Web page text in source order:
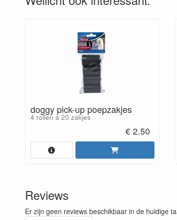
doggy pick-up poepzakjes
4 rollen a 20 zakjes
€ 2.50
Reviews
Er zijn geen reviews beschikbaar in de huidige